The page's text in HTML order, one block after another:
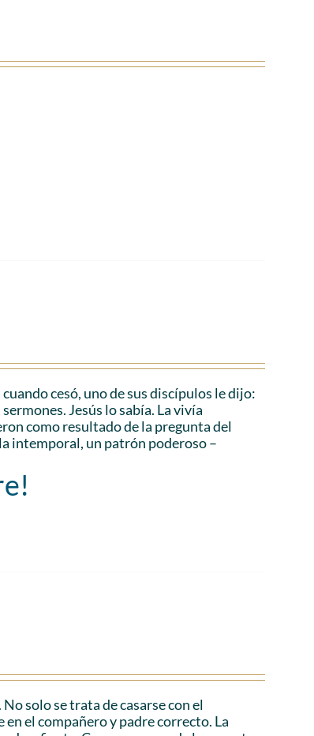
cesó, uno de sus discípulos le dijo:
Jesús lo sabía. La vivía
como resultado de la pregunta del
intemporal, un patrón poderoso –
solo se trata de casarse con el
el compañero y padre correcto. La